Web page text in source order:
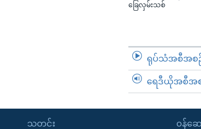
ခြေလှမ်းသစ်
ရုပ်သံအစီအစဉ်
ရေဒီယိုအစီအစ
သတင်း ၀န်ဆေ